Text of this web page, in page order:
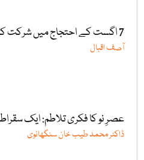
7 اگست کے احتجاج میں شرکت کیوں ضروری ہے؟
آصف اقبال
عصرِ نو کا فکری تلاطم: ایک
ڈاکٹر محمد طیب خان سنگھانوی